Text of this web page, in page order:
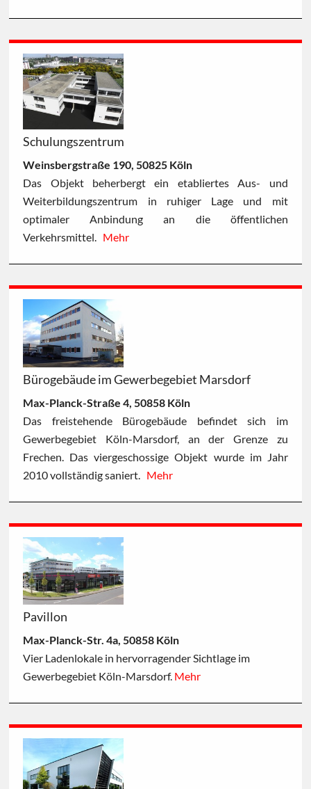
Schulungszentrum
Weinsbergstraße 190, 50825 Köln
Das Objekt beherbergt ein etabliertes Aus- und
Weiterbildungszentrum in ruhiger Lage und mit
optimaler Anbindung an die öffentlichen
Verkehrsmittel. Mehr
Bürogebäude im Gewerbegebiet Marsdorf
Max-Planck-Straße 4, 50858 Köln
Das freistehende Bürogebäude befindet sich im
Gewerbegebiet Köln-Marsdorf, an der Grenze zu
Frechen. Das viergeschossige Objekt wurde im Jahr
2010 vollständig saniert. Mehr
Pavillon
Max-Planck-Str. 4a, 50858 Köln
Vier Ladenlokale in hervorragender Sichtlage im
Gewerbegebiet Köln-Marsdorf. Mehr